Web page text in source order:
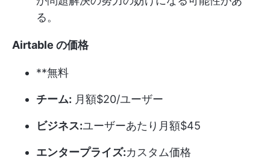
る。
Airtable の価格
**無料
チーム: 月額$20/ユーザー
ビジネス:ユーザーあたり月額$45
エンタープライズ:カスタム価格